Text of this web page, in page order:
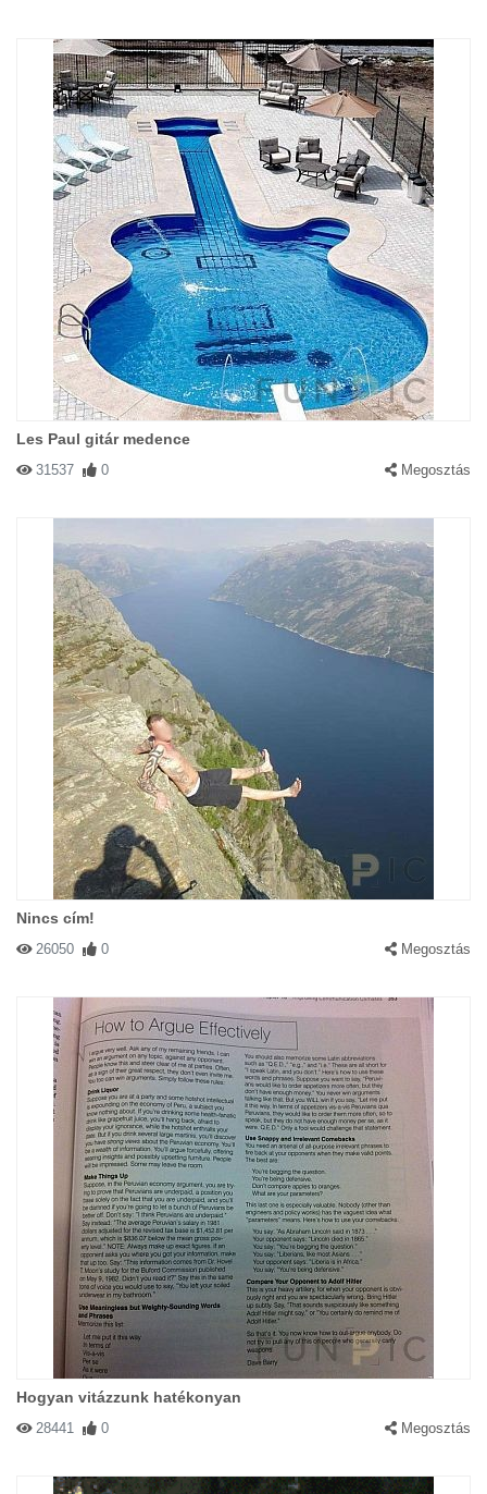
Les Paul gitár medence
31537 0 Megosztás
Nincs cím!
26050 0 Megosztás
Hogyan vitázzunk hatékonyan
28441 0 Megosztás